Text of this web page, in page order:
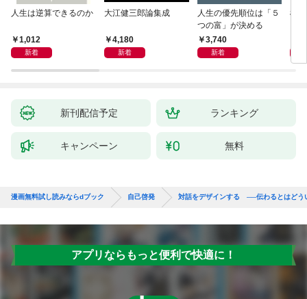
人生は逆算できるのか
1,012
新着
大江健三郎論集成
4,180
新着
人生の優先順位は「５
つの富」が決める
3,740
新着
極
新刊配信予定 ランキング
キャンペーン 無料
漫画無料試し読みならdブック 自己啓発 対話をデザインする ──伝わるとはどう
アプリならもっと便利で快適に！